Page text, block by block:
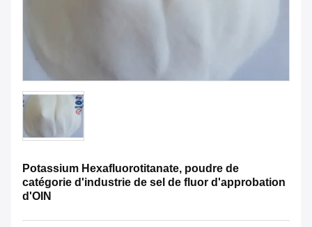
Potassium Hexafluorotitanate, poudre de
catégorie d'industrie de sel de fluor d'approbation
d'OIN